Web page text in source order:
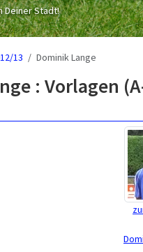
Deiner Stadt!
13 Dominik Lange
: Vorlagen